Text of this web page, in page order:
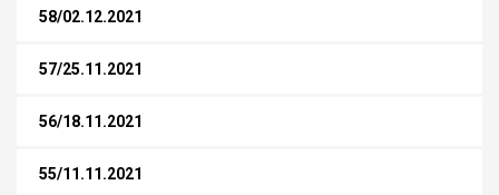
58/02.12.2021
57/25.11.2021
56/18.11.2021
55/11.11.2021